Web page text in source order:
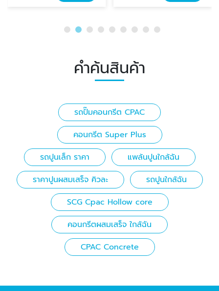
คำค้นสินค้า
รถปั๊มคอนกรีต CPAC
คอนกรีต Super Plus
รถปูนเล็ก ราคา
แพล้นปูนใกล้ฉัน
ราคาปูนผสมเสร็จ คิวละ
รถปูนใกล้ฉัน
SCG Cpac Hollow core
คอนกรีตผสมเสร็จ ใกล้ฉัน
CPAC Concrete